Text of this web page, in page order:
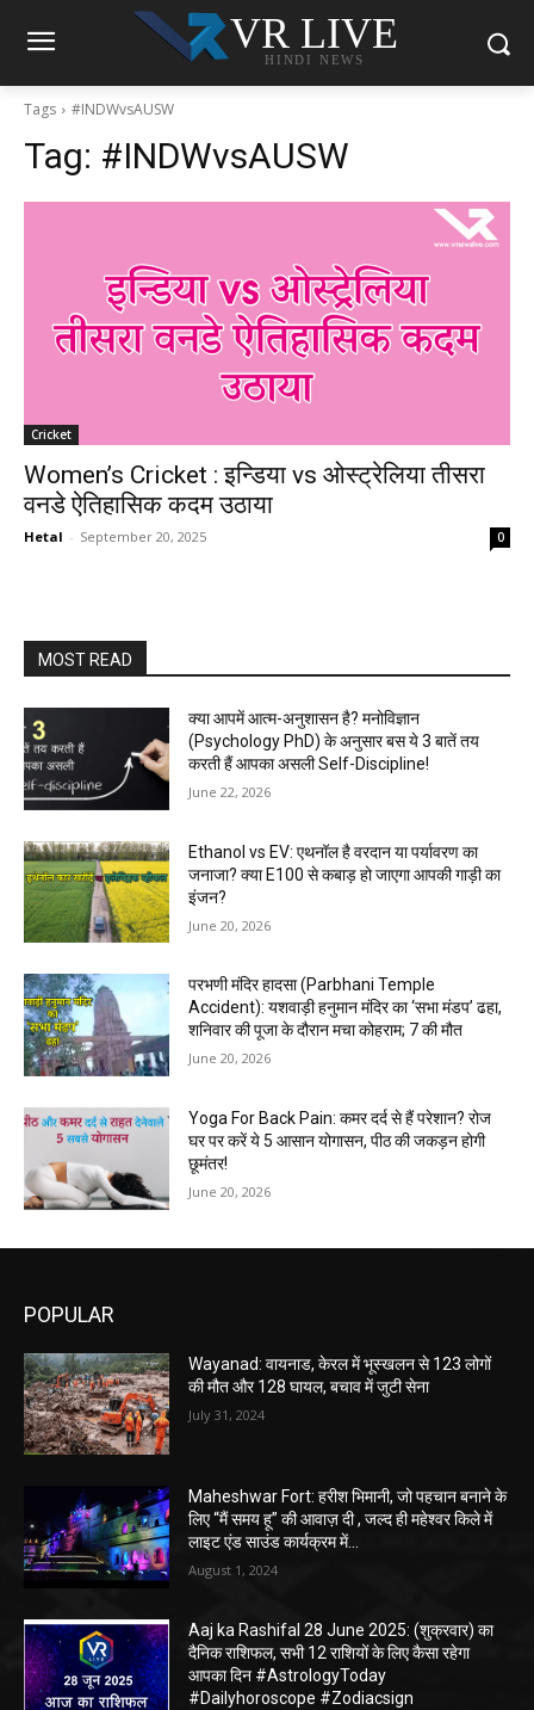
VR LIVE
HINDI NEWS
Tags #INDWvsAUSW
Tag: #INDWvsAUSW
Cricket
Women’s Cricket : इन्डिया vs ओस्ट्रेलिया तीसरा
वनडे ऐतिहासिक कदम उठाया
Hetal - September 20, 2025 0
MOST READ
क्या आपमें आत्म-अनुशासन है? मनोविज्ञान
(Psychology PhD) के अनुसार बस ये 3 बातें तय
करती हैं आपका असली Self-Discipline!
June 22, 2026
Ethanol vs EV: एथनॉल है वरदान या पर्यावरण का
जनाजा? क्या E100 से कबाड़ हो जाएगा आपकी गाड़ी का
इंजन?
June 20, 2026
परभणी मंदिर हादसा (Parbhani Temple
Accident): यशवाड़ी हनुमान मंदिर का ‘सभा मंडप’ ढहा,
शनिवार की पूजा के दौरान मचा कोहराम; 7 की मौत
June 20, 2026
Yoga For Back Pain: कमर दर्द से हैं परेशान? रोज
घर पर करें ये 5 आसान योगासन, पीठ की जकड़न होगी
छूमंतर!
June 20, 2026
POPULAR
Wayanad: वायनाड, केरल में भूस्खलन से 123 लोगों
की मौत और 128 घायल, बचाव में जुटी सेना
July 31, 2024
Maheshwar Fort: हरीश भिमानी, जो पहचान बनाने के
लिए “मैं समय हू” की आवाज़ दी , जल्द ही महेश्वर किले में
लाइट एंड साउंड कार्यक्रम में...
August 1, 2024
Aaj ka Rashifal 28 June 2025: (शुक्रवार) का
दैनिक राशिफल, सभी 12 राशियों के लिए कैसा रहेगा
आपका दिन #AstrologyToday
#Dailyhoroscope #Zodiacsign